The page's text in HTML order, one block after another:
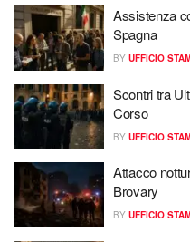
Assistenza
Spagna
BY UFFICIO
Scontri tra
Corso
BY UFFICIO
Attacco
Brovary
BY UFFICIO